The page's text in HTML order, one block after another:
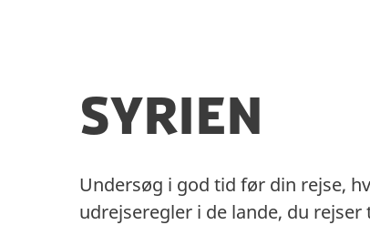
Syrien
Undersøg i god tid før din rejse,
udrejseregler i de lande, du